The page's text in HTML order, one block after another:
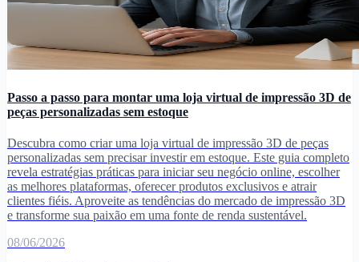
Passo a passo para montar uma loja virtual de impressão 3D de
peças personalizadas sem estoque
Descubra como criar uma loja virtual de impressão 3D de peças
personalizadas sem precisar investir em estoque. Este guia completo
revela estratégias práticas para iniciar seu negócio online, escolher
as melhores plataformas, oferecer produtos exclusivos e atrair
clientes fiéis. Aproveite as tendências do mercado de impressão 3D
e transforme sua paixão em uma fonte de renda sustentável.
08/06/2026